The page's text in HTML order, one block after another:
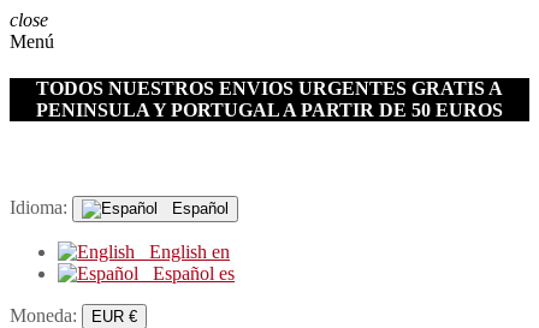
close
Menú
TODOS NUESTROS ENVIOS URGENTES GRATIS A
PENINSULA Y PORTUGAL A PARTIR DE 50 EUROS
Idioma: Español
English en
Español es
Moneda: EUR €